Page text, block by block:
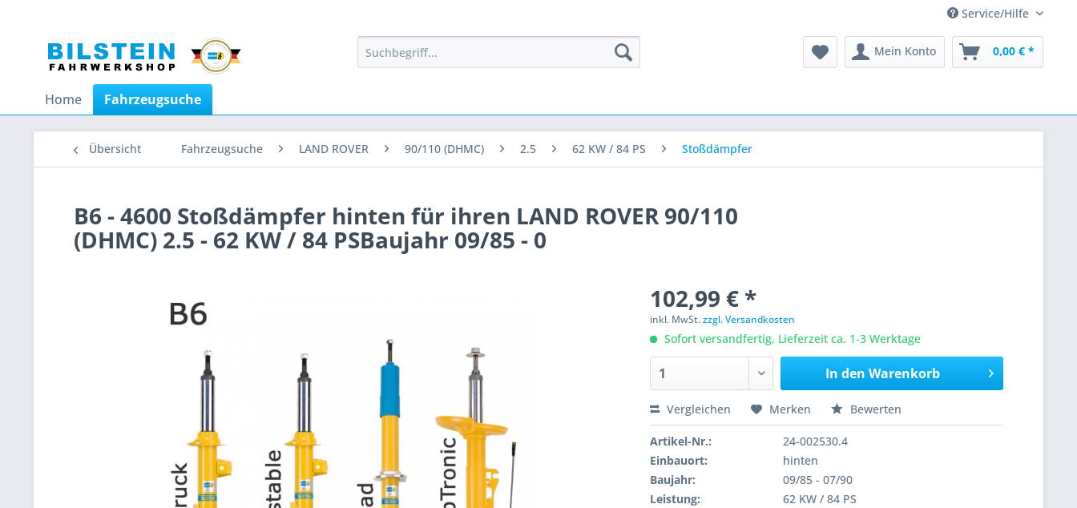
Service/Hilfe
Mein Konto 0,00 € *
Home Fahrzeugsuche
Übersicht Fahrzeugsuche LAND ROVER 90/110 (DHMC) 2.5 62 KW / 84 PS Stoßdämpfer
B6 - 4600 Stoßdämpfer hinten für ihren LAND ROVER 90/110
(DHMC) 2.5 - 62 KW / 84 PSBaujahr 09/85 - 0
102,99 € *
inkl. MwSt.zzgl. Versandkosten
Sofort versandfertig, Lieferzeit ca. 1-3 Werktage
In den Warenkorb
Vergleichen Merken Bewerten
Artikel-Nr.:
24-002530.4
Einbauort:
hinten
Baujahr:
09/85 - 07/90
Leistung:
62 KW / 84 PS